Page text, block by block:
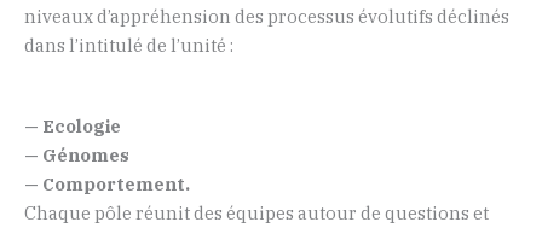
niveaux d’appréhension des processus évolutifs déclinés
dans l’intitulé de l’unité :
— Ecologie
— Génomes
— Comportement.
Chaque pôle réunit des équipes autour de questions et